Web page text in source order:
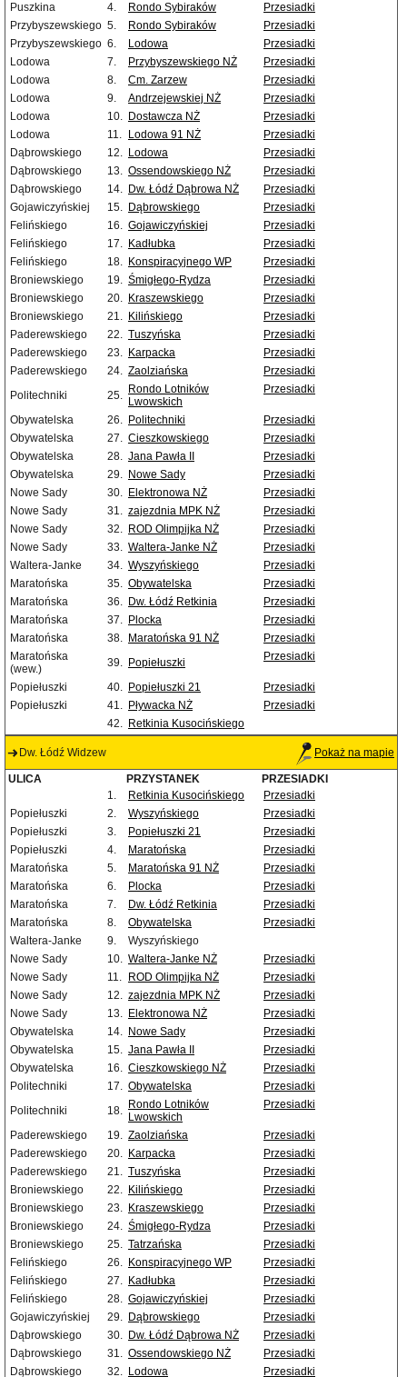
Puszkina
4. Rondo Sybiraków
Przesiadki
Przybyszewskiego 5. Rondo Sybiraków
Przesiadki
Przybyszewskiego 6. Lodowa
Przesiadki
Lodowa
7. Przybyszewskiego NŻ
Przesiadki
Lodowa
8. Cm. Zarzew
Przesiadki
Lodowa
9. Andrzejewskiej NŻ
Przesiadki
Lodowa
10. Dostawcza NŻ
Przesiadki
Lodowa
11. Lodowa 91 NŻ
Przesiadki
Dąbrowskiego
12. Lodowa
Przesiadki
Dąbrowskiego
13. Ossendowskiego NŻ
Przesiadki
Dąbrowskiego
14. Dw. Łódź Dąbrowa NŻ
Przesiadki
Gojawiczyńskiej
15. Dąbrowskiego
Przesiadki
Felińskiego
16. Gojawiczyńskiej
Przesiadki
Felińskiego
17. Kadłubka
Przesiadki
Felińskiego
18. Konspiracyjnego WP
Przesiadki
Broniewskiego
19. Śmigłego-Rydza
Przesiadki
Broniewskiego
20. Kraszewskiego
Przesiadki
Broniewskiego
21. Kilińskiego
Przesiadki
Paderewskiego
22. Tuszyńska
Przesiadki
Paderewskiego
23. Karpacka
Przesiadki
Paderewskiego
24. Zaolziańska
Przesiadki
Politechniki
25. Rondo Lotników
Lwowskich
Przesiadki
Obywatelska 26. Politechniki
Przesiadki
Obywatelska
27. Cieszkowskiego
Przesiadki
Obywatelska
28. Jana Pawła II
Przesiadki
Obywatelska
29. Nowe Sady
Przesiadki
Nowe Sady
30. Elektronowa NŻ
Przesiadki
Nowe Sady
31. zajezdnia MPK NŻ
Przesiadki
Nowe Sady
32. ROD Olimpijka NŻ
Przesiadki
Nowe Sady
33. Waltera-Janke NŻ
Przesiadki
Waltera-Janke
34. Wyszyńskiego
Przesiadki
Maratońska
35. Obywatelska
Przesiadki
Maratońska
36. Dw. Łódź Retkinia
Przesiadki
Maratońska
37. Plocka
Przesiadki
Maratońska
38. Maratońska 91 NŻ
Przesiadki
Maratońska
(wew.)
39. Popiełuszki Przesiadki
Popiełuszki 40. Popiełuszki 21
Przesiadki
Popiełuszki
41. Pływacka NŻ
Przesiadki
42. Retkinia Kusocińskiego
Dw. Łódź Widzew Pokaż na mapie
ULICA PRZYSTANEK
PRZESIADKI
1.
Retkinia Kusocińskiego
Przesiadki
Popiełuszki
2. Wyszyńskiego
Przesiadki
Popiełuszki
3. Popiełuszki 21
Przesiadki
Popiełuszki
4. Maratońska
Przesiadki
Maratońska
5. Maratońska 91 NŻ
Przesiadki
Maratońska
6. Plocka
Przesiadki
Maratońska
7. Dw. Łódź Retkinia
Przesiadki
Maratońska
8. Obywatelska
Przesiadki
Waltera-Janke
9.
Wyszyńskiego
Nowe Sady
10. Waltera-Janke NŻ
Przesiadki
Nowe Sady
11. ROD Olimpijka NŻ
Przesiadki
Nowe Sady
12. zajezdnia MPK NŻ
Przesiadki
Nowe Sady
13. Elektronowa NŻ
Przesiadki
Obywatelska
14. Nowe Sady
Przesiadki
Obywatelska
15. Jana Pawła II
Przesiadki
Obywatelska
16. Cieszkowskiego NŻ
Przesiadki
Politechniki
17. Obywatelska
Przesiadki
Politechniki
18. Rondo Lotników
Lwowskich
Przesiadki
Paderewskiego 19. Zaolziańska
Przesiadki
Paderewskiego
20. Karpacka
Przesiadki
Paderewskiego
21. Tuszyńska
Przesiadki
Broniewskiego
22. Kilińskiego
Przesiadki
Broniewskiego
23. Kraszewskiego
Przesiadki
Broniewskiego
24. Śmigłego-Rydza
Przesiadki
Broniewskiego
25. Tatrzańska
Przesiadki
Felińskiego
26. Konspiracyjnego WP
Przesiadki
Felińskiego
27. Kadłubka
Przesiadki
Felińskiego
28. Gojawiczyńskiej
Przesiadki
Gojawiczyńskiej
29. Dąbrowskiego
Przesiadki
Dąbrowskiego
30. Dw. Łódź Dąbrowa NŻ
Przesiadki
Dąbrowskiego
31. Ossendowskiego NŻ
Przesiadki
Dąbrowskiego
32. Lodowa Przesiadki